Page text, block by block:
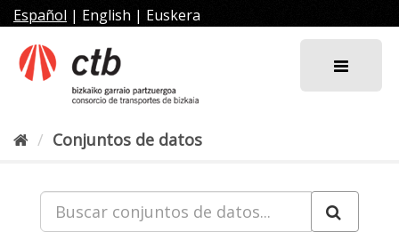
al
contenido
Español | English | Euskera
Conjuntos de datos